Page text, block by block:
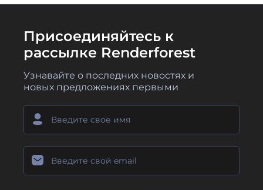
Присоединяйтесь к
рассылке Renderforest
Узнавайте о последних новостях и
новых предложениях первыми